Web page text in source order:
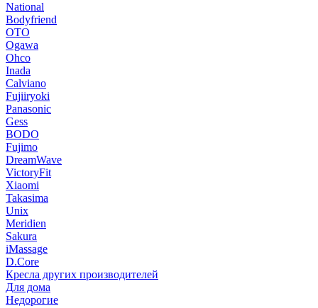
National
Bodyfriend
OTO
Ogawa
Ohco
Inada
Calviano
Fujiiryoki
Panasonic
Gess
BODO
Fujimo
DreamWave
VictoryFit
Xiaomi
Takasima
Unix
Meridien
Sakura
iMassage
D.Core
Кресла других производителей
Для дома
Недорогие